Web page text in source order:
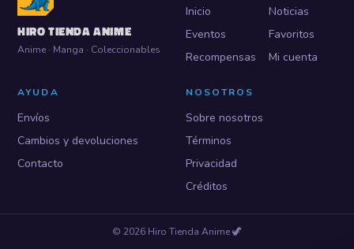
HIRO TIENDA ANIME
Anime · Manga · Coleccionables
Inicio
Noticias
Eventos
Favoritos
Recompensas
Mi cuenta
AYUDA
Envíos
Cambios y devoluciones
Contacto
NOSOTROS
Sobre nosotros
Términos
Privacidad
Créditos
© 2026 Hiro Tienda Anime🦖